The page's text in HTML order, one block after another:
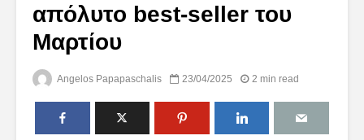
απόλυτο best-seller του
Μαρτίου
Angelos Papapaschalis 23/04/2025 2 min read